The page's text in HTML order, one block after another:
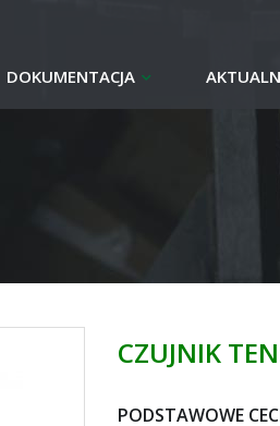
DOKUMENTACJA
CZUJNIK
PODSTAWOWE